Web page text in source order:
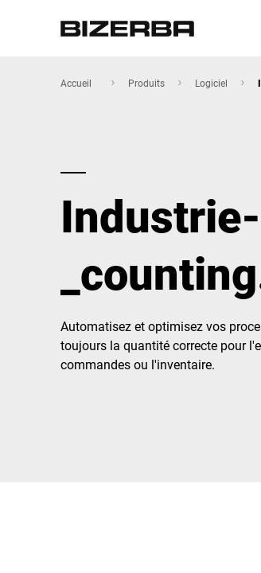
Amérique
Afrique
Accueil Produits Logiciel
Automatisez et optimisez vos
toujours la quantité correcte pour
commandes ou l'inventaire.